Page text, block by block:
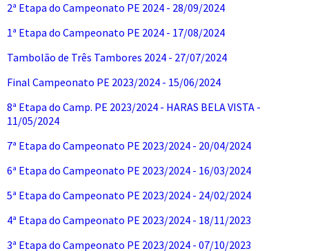
2ª Etapa do Campeonato PE 2024 - 28/09/2024
1ª Etapa do Campeonato PE 2024 - 17/08/2024
Tambolão de Três Tambores 2024 - 27/07/2024
Final Campeonato PE 2023/2024 - 15/06/2024
8ª Etapa do Camp. PE 2023/2024 - HARAS BELA VISTA -
11/05/2024
7ª Etapa do Campeonato PE 2023/2024 - 20/04/2024
6ª Etapa do Campeonato PE 2023/2024 - 16/03/2024
5ª Etapa do Campeonato PE 2023/2024 - 24/02/2024
4ª Etapa do Campeonato PE 2023/2024 - 18/11/2023
3ª Etapa do Campeonato PE 2023/2024 - 07/10/2023